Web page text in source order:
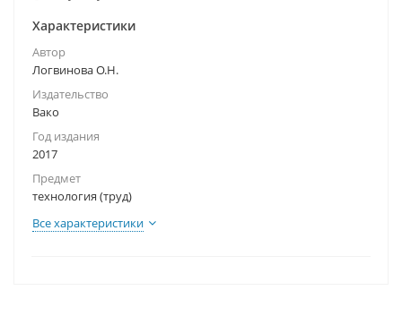
Характеристики
Автор
Логвинова О.Н.
Издательство
Вако
Год издания
2017
Предмет
технология (труд)
Все характеристики